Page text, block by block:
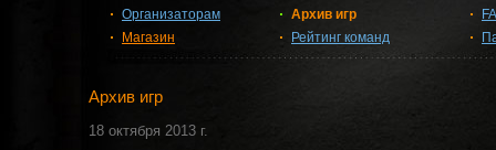
Организаторам
Магазин
Архив игр
Рейтинг команд
Архив игр
18 октября 2013 г.